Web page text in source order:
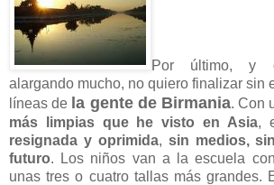
Por último, y
alargando mucho, no quiero finalizar sin
líneas de la gente de Birmania. Con
más limpias que he visto en Asia,
resignada y oprimida, sin medios,
futuro. Los niños van a la escuela
unas tres o cuatro tallas más grandes.